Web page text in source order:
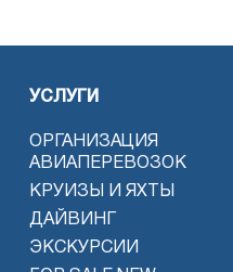
УСЛУГИ
ОРГАНИЗАЦИЯ
АВИАПЕРЕВОЗОК
КРУИЗЫ И ЯХТЫ
ДАЙВИНГ
ЭКСКУРСИИ